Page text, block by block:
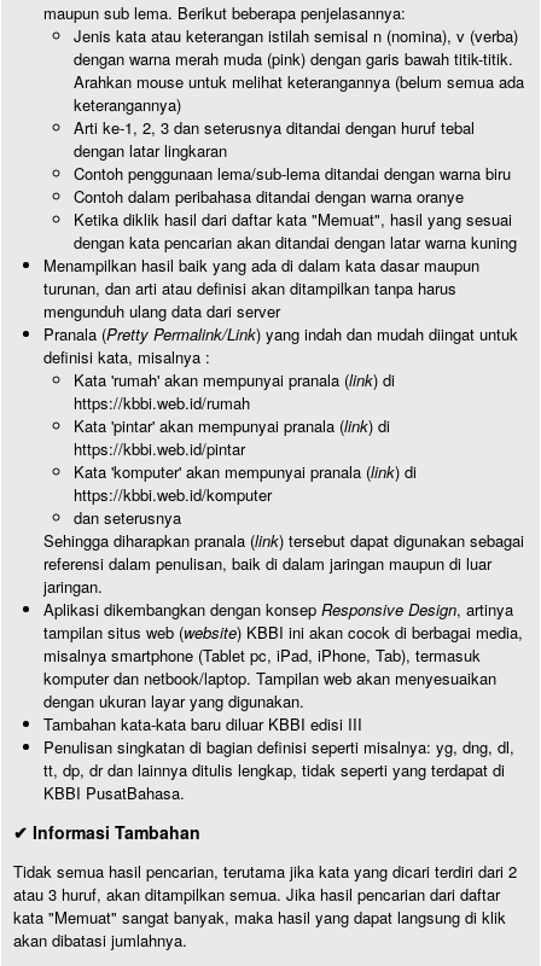
maupun sub lema. Berikut beberapa penjelasannya:
Jenis kata atau keterangan istilah semisal n (nomina), v (verba)
dengan warna merah muda (pink) dengan garis bawah titik-titik.
Arahkan mouse untuk melihat keterangannya (belum semua ada
keterangannya)
Arti ke-1, 2, 3 dan seterusnya ditandai dengan huruf tebal
dengan latar lingkaran
Contoh penggunaan lema/sub-lema ditandai dengan warna biru
Contoh dalam peribahasa ditandai dengan warna oranye
Ketika diklik hasil dari daftar kata "Memuat", hasil yang sesuai
dengan kata pencarian akan ditandai dengan latar warna kuning
Menampilkan hasil baik yang ada di dalam kata dasar maupun
turunan, dan arti atau definisi akan ditampilkan tanpa harus
mengunduh ulang data dari server
Pranala (Pretty Permalink/Link) yang indah dan mudah diingat untuk
definisi kata, misalnya :
Kata 'rumah' akan mempunyai pranala (link) di
https://kbbi.web.id/rumah
Kata 'pintar' akan mempunyai pranala (link) di
https://kbbi.web.id/pintar
Kata 'komputer' akan mempunyai pranala (link) di
https://kbbi.web.id/komputer
dan seterusnya
Sehingga diharapkan pranala (link) tersebut dapat digunakan sebagai
referensi dalam penulisan, baik di dalam jaringan maupun di luar
jaringan.
Aplikasi dikembangkan dengan konsep Responsive Design, artinya
tampilan situs web (website) KBBI ini akan cocok di berbagai media,
misalnya smartphone (Tablet pc, iPad, iPhone, Tab), termasuk
komputer dan netbook/laptop. Tampilan web akan menyesuaikan
dengan ukuran layar yang digunakan.
Tambahan kata-kata baru diluar KBBI edisi III
Penulisan singkatan di bagian definisi seperti misalnya: yg, dng, dl,
tt, dp, dr dan lainnya ditulis lengkap, tidak seperti yang terdapat di
KBBI PusatBahasa.
✔ Informasi Tambahan
Tidak semua hasil pencarian, terutama jika kata yang dicari terdiri dari 2
atau 3 huruf, akan ditampilkan semua. Jika hasil pencarian dari daftar
kata "Memuat" sangat banyak, maka hasil yang dapat langsung di klik
akan dibatasi jumlahnya.